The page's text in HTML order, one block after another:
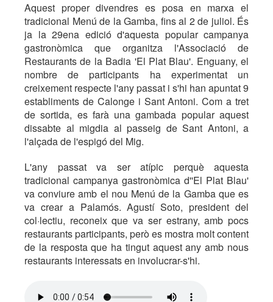
Aquest proper divendres es posa en marxa el
tradicional Menú de la Gamba, fins al 2 de juliol. És
ja la 29ena edició d'aquesta popular campanya
gastronòmica que organitza l'Associació de
Restaurants de la Badia 'El Plat Blau'. Enguany, el
nombre de participants ha experimentat un
creixement respecte l'any passat i s'hi han apuntat 9
establiments de Calonge i Sant Antoni. Com a tret
de sortida, es farà una gambada popular aquest
dissabte al migdia al passeig de Sant Antoni, a
l'alçada de l'espigó del Mig.
L'any passat va ser atípic perquè aquesta
tradicional campanya gastronòmica d''El Plat Blau'
va conviure amb el nou Menú de la Gamba que es
va crear a Palamós. Agustí Soto, president del
col·lectiu, reconeix que va ser estrany, amb pocs
restaurants participants, però es mostra molt content
de la resposta que ha tingut aquest any amb nous
restaurants interessats en involucrar-s'hi.